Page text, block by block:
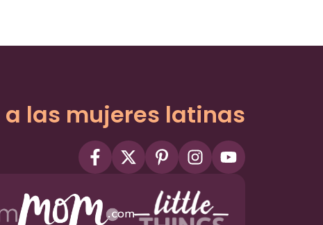
a las mujeres latinas